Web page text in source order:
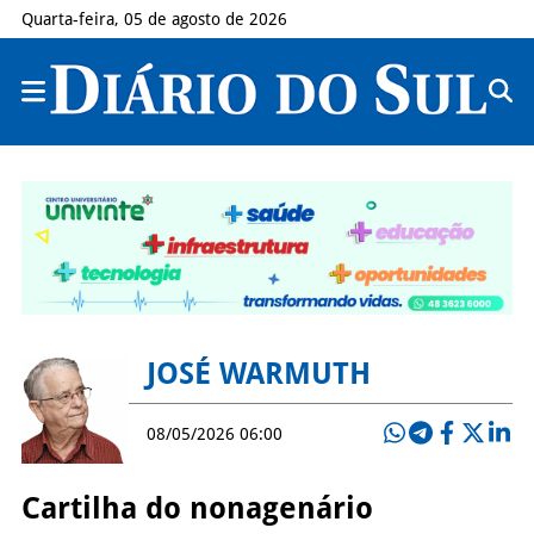
Quarta-feira, 05 de agosto de 2026
JOSÉ WARMUTH
08/05/2026 06:00
Cartilha do nonagenário